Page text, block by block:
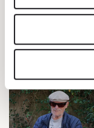
Vi använder
för sociala medier
vidarebefordrar
information från
annons- och
Dessa kan i sin tur
information som
samlat in när du
Ingår i nummer